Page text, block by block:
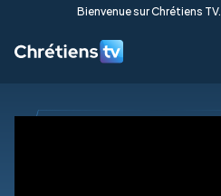
Bienvenue sur Chrétiens TV.